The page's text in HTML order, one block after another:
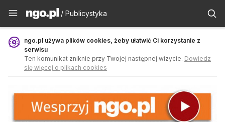
Publicystyka - ngo.pl
/ Publicystyka
ngo.pl używa plików cookies, żeby ułatwić Ci korzystanie z
serwisu
Ten komunikat zniknie przy Twojej następnej wizycie. Dowiedz
się więcej o plikach cookies